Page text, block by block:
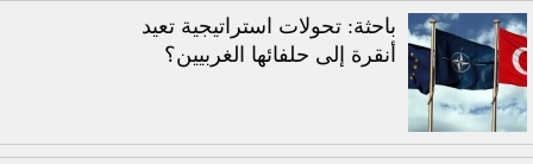
باحثة: تحولات استراتيجية تعيد
أنقرة إلى حلفائها الغربيين؟